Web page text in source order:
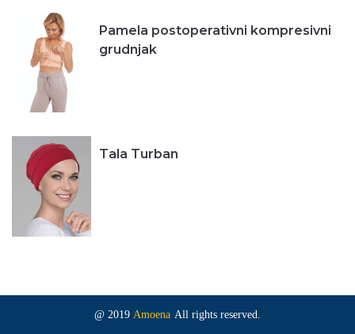
Pamela postoperativni kompresivni
grudnjak
Tala Turban
@ 2019 Amoena All rights reserved.